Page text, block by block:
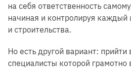
на себя ответственность
начиная и контролируя каждый
и строительства.
Но есть другой вариант:
специалисты которой грамотно